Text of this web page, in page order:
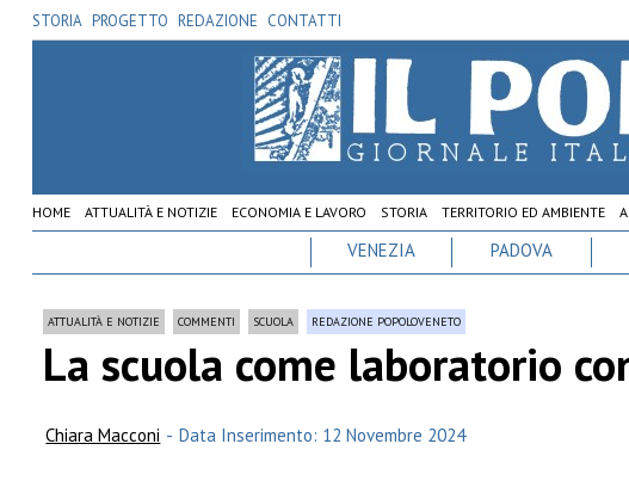
STORIA PROGETTO REDAZIONE CONTATTI
HOME ATTUALITÀ E NOTIZIE ECONOMIA E LAVORO STORIA TERRITORIO ED AMBIENTE
VENEZIA PADOVA
ATTUALITÀ E NOTIZIE COMMENTI SCUOLA REDAZIONE POPOLOVENETO
La scuola come laboratorio
Chiara Macconi - Data Inserimento: 12 Novembre 2024